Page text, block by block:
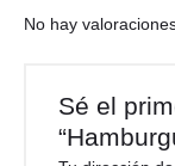
No hay
Sé el